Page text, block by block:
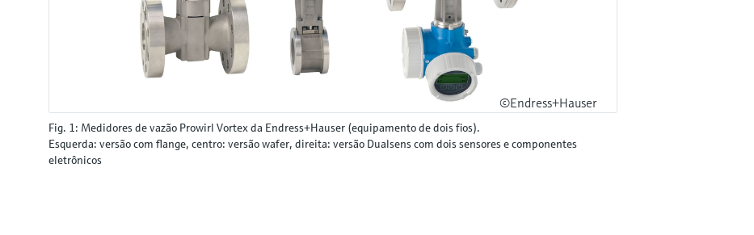
©Endress+Hauser
Fig. 1: Medidores de vazão Prowirl Vortex da Endress+Hauser (equipamento de dois fios).
Esquerda: versão com flange, centro: versão wafer, direita: versão Dualsens com dois sensores e componentes
eletrônicos